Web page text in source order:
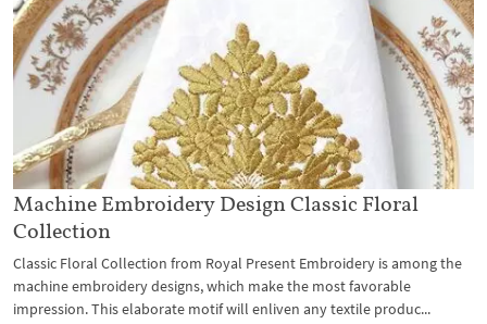
Machine Embroidery Design Classic Floral
Collection
Classic Floral Collection from Royal Present Embroidery is among the
machine embroidery designs, which make the most favorable
impression. This elaborate motif will enliven any textile produc...